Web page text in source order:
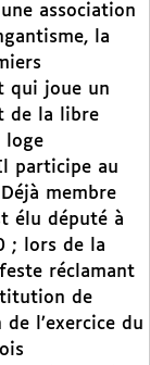
association
la
qui joue un
de la libre
loge
participe au
membre
élu député à
; lors de la
réclamant
de
l’exercice du